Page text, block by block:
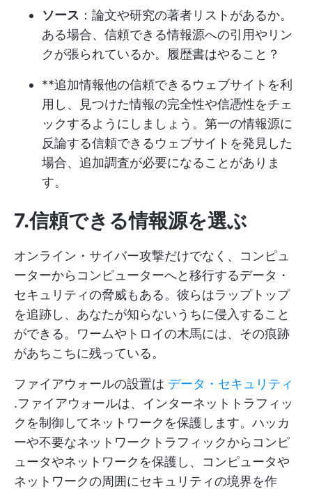
ソース ：論文や研究の著者リストがあるか。
ある場合、信頼できる情報源への引用やリン
クが張られているか。履歴書はやること？
**追加情報他の信頼できるウェブサイトを利
用し、見つけた情報の完全性や信憑性をチェ
ックするようにしましょう。第一の情報源に
反論する信頼できるウェブサイトを発見した
場合、追加調査が必要になることがありま
す。
7.信頼できる情報源を選ぶ
オンライン・サイバー攻撃だけでなく、コンピュ
ーターからコンピューターへと移行するデータ・
セキュリティの脅威もある。彼らはラップトップ
を追跡し、あなたが知らないうちに侵入すること
ができる。ワームやトロイの木馬には、その痕跡
があちこちに残っている。
ファイアウォールの設置は データ・セキュリティ
.ファイアウォールは、インターネットトラフィッ
クを制御してネットワークを保護します。ハッカ
ーや不要なネットワークトラフィックからコンピ
ュータやネットワークを保護し、コンピュータや
ネットワークの周囲にセキュリティの境界を作